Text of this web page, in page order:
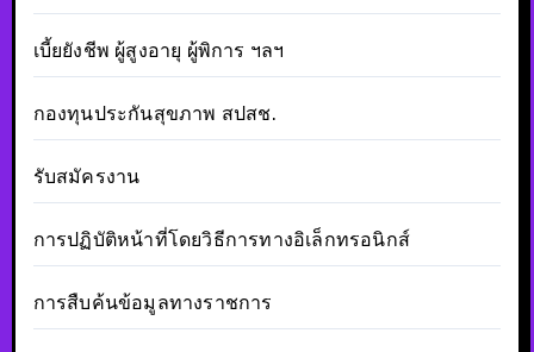
เบี้ยยังชีพ ผู้สูงอายุ ผู้พิการ ฯลฯ
กองทุนประกันสุขภาพ สปสช.
รับสมัครงาน
การปฏิบัติหน้าที่โดยวิธีการทางอิเล็กทรอนิกส์
การสืบค้นข้อมูลทางราชการ